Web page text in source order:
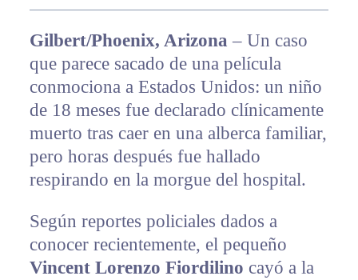
Gilbert/Phoenix, Arizona – Un caso
que parece sacado de una película
conmociona a Estados Unidos: un niño
de 18 meses fue declarado clínicamente
muerto tras caer en una alberca familiar,
pero horas después fue hallado
respirando en la morgue del hospital.
Según reportes policiales dados a
conocer recientemente, el pequeño
Vincent Lorenzo Fiordilino cayó a la